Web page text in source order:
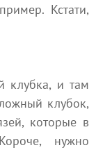
Кстати,
клубка, и там
клубок,
которые в
нужно